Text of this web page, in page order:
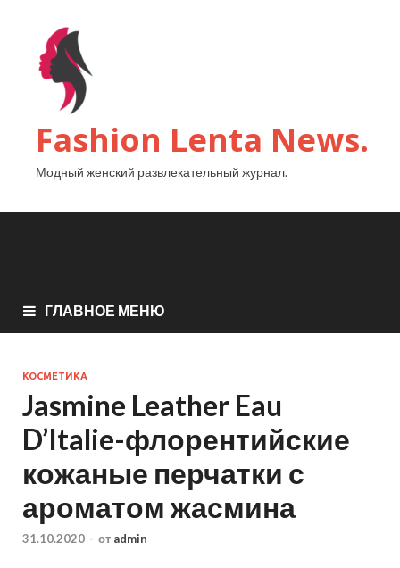
Fashion Lenta News.
Модный женский развлекательный журнал.
ГЛАВНОЕ МЕНЮ
КОСМЕТИКА
Jasmine Leather Eau
D’Italie-флорентийские
кожаные перчатки с
ароматом жасмина
31.10.2020 - от admin